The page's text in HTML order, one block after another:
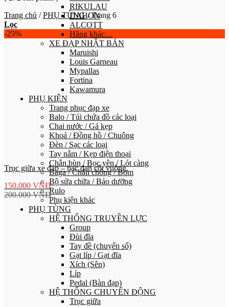
RIKULAU
DAHON
ALCOTT
Hãng khác…
XE ĐẠP NHẬT BẢN
Maruishi
Louis Garneau
Mypallas
Fortina
Kawamura
PHỤ KIỆN
Trang phục đạp xe
Balo / Túi chứa đồ các loại
Chai nước / Gá kẹp
Khoá / Đồng hồ / Chuông
Đèn / Sạc các loại
Tay nắm / Kẹp điện thoại
Chắn bùn / Bọc yên / Lót càng
Baga / Chân chống / Bơm
Bộ sửa chữa / Bảo dưỡng
Rulo
Phụ kiện khác
PHỤ TÙNG
HỆ THỐNG TRUYỀN LỰC
Group
Đùi đĩa
Tay đề (chuyển số)
Gạt líp / Gạt đĩa
Xích (Sên)
Líp
Pedal (Bàn đạp)
HỆ THỐNG CHUYỂN ĐỘNG
Trục giữa
Trang chủ / PHỤ TÙNG /Trang 6
Lọc
-25%
Trục giữa xe đạp – bạc đạn cốt vuông
150.000 VNĐ
200.000VNĐ